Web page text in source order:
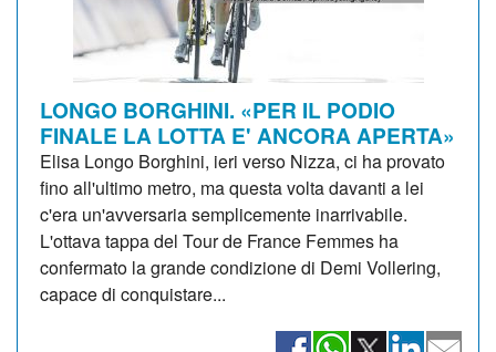
LONGO BORGHINI. «PER IL PODIO
FINALE LA LOTTA E' ANCORA APERTA»
Elisa Longo Borghini, ieri verso Nizza, ci ha provato
fino all'ultimo metro, ma questa volta davanti a lei
c'era un'avversaria semplicemente inarrivabile.
L'ottava tappa del Tour de France Femmes ha
confermato la grande condizione di Demi Vollering,
capace di conquistare...